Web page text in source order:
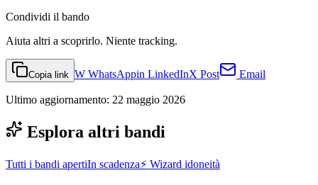
Condividi il bando
Aiuta altri a scoprirlo. Niente tracking.
Copia link W WhatsAppin LinkedInX Post Email
Ultimo aggiornamento: 22 maggio 2026
Esplora altri bandi
Tutti i bandi apertiIn scadenza⚡ Wizard idoneità